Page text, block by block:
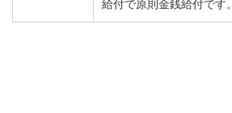
給付で原則金銭給付です。